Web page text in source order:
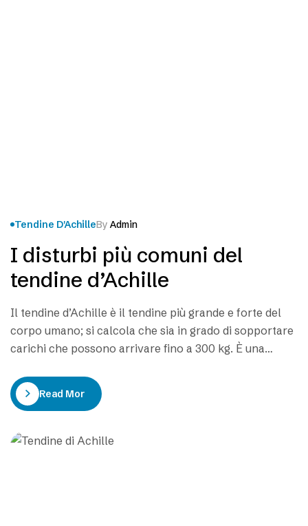
Tendine D'AchilleBy Admin
I disturbi più comuni del
tendine d’Achille
Il tendine d’Achille è il tendine più grande e forte del
corpo umano; si calcola che sia in grado di sopportare
carichi che possono arrivare fino a 300 kg. È una
impulsi meccanici che permettono la spinta del piede e
perché gestisce la contrazione muscolare volontaria e
Read More